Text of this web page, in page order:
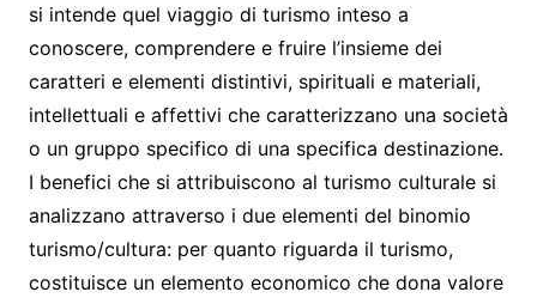
si intende quel viaggio di turismo inteso a
conoscere, comprendere e fruire l’insieme dei
caratteri e elementi distintivi, spirituali e materiali,
intellettuali e affettivi che caratterizzano una società
o un gruppo specifico di una specifica destinazione.
I benefici che si attribuiscono al turismo culturale si
analizzano attraverso i due elementi del binomio
turismo/cultura: per quanto riguarda il turismo,
costituisce un elemento economico che dona valore